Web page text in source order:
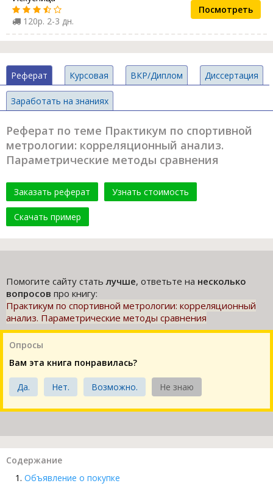
120р. 2-3 дн.
Посмотреть
Реферат Курсовая ВКР/Диплом Диссертация
Заработать на знаниях
Реферат по теме Практикум по спортивной
метрологии: корреляционный анализ.
Параметрические методы сравнения
Заказать реферат Узнать стоимость
Скачать пример
Помогите сайту статьлучше, ответьте на несколько
вопросов про книгу:
Практикум по спортивной метрологии: корреляционный
анализ. Параметрические методы сравнения
Опросы
Вам эта книга понравилась?
Да. Нет. Возможно. Не знаю
Содержание
Объявление о покупке